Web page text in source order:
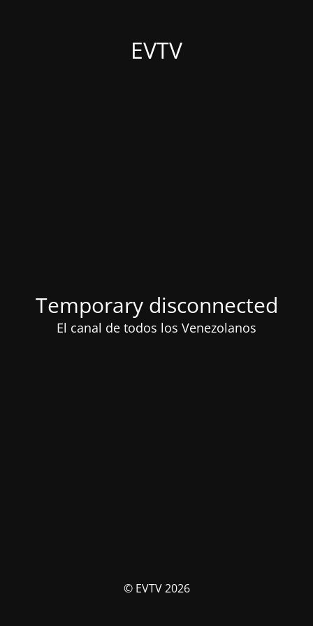
EVTV
Temporary disconnected
El canal de todos los Venezolanos
© EVTV 2026